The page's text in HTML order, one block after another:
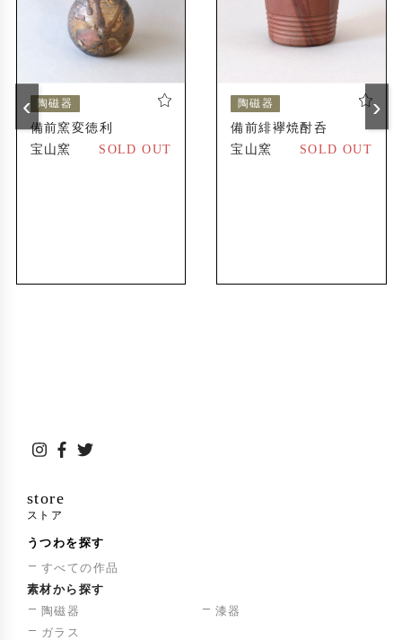
広島県神石高原町(旧油木町)に工房と窯(仙養ヶ
原 宝山窯)を新設
海外展開ブランド「GENSO」を設立、欧米や
アジア圏での取り扱いが始まる
出展歴
2022年
2023年 JAPAN EXPO in Paris(フランス)出品
2023年
「UNESCO School in Bizen」をコーディネー
ト、世界8か国より児童生徒を招き、備前焼の
制作指導などを行う〔森敏彰〕
陶磁器
備前窯変徳利
宝山窯
SOLD OUT
陶磁器
備前緋襷焼酎呑
宝山窯
SOLD OUT
‹ ›
store
ストア
うつわを探す
すべての作品
素材から探す
陶磁器
漆器
ガラス